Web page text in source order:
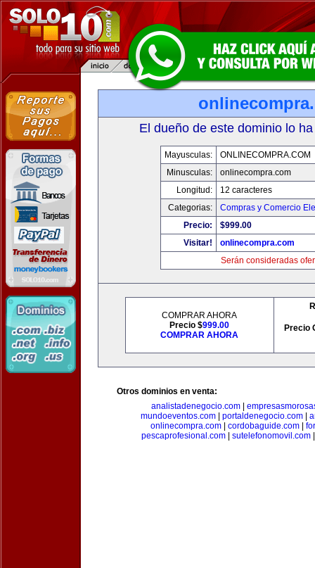
El dueño de este dominio lo
Mayusculas:
ONLINECOMPRA.COM
Minusculas:
onlinecompra.com
Longitud:
12 caracteres
Categorias:
Compras y Comercio
Precio:
$999.00
Visitar!
onlinecompra.com
Serán consideradas
COMPRAR AHORA
Precio $999.00
COMPRAR AHORA
Precio
Otros dominios en venta:
analistadenegocio.com
mundoeventos.com| portaldenegocio.com|
onlinecompra.com| cordobaguide.com|
pescaprofesional.com| sutelefonomovil.com